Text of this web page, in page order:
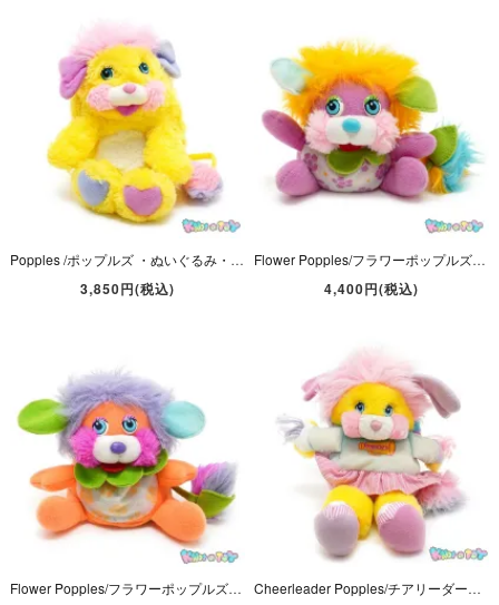
Popples /ポップルズ ・ぬいぐるみ・Potato Chip/ポテトチップ・イエロー・1980年代・座った状態で約16cm・8 inch・TCFC/MATTEL
3,850円(税込)
Flower Popples/フラワーポップルズ ・ぬいぐるみ・ピンク×オレンジ・高さ約12cm・1987年・TCFC/MATTEL
4,400円(税込)
Flower Popples/フラワーポップルズ ・ぬいぐるみ・オレンジ×パープル・高さ約12cm・1980年代・TCFC/MATTEL Cheerleader Popples/チアリーダーポップルズ・Potato Chip/ポテトチップ・イエロー・1987年・座った状態で約18cm・TCFC/MATTEL